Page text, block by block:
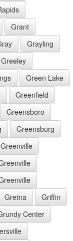
Grant
Grayling
Greeley
Green Lake
Greenfield
Greensboro
Greensburg
Greenville
Gretna
Griffin
Center